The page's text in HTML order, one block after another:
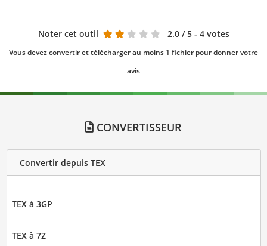
Noter cet outil 2.0 / 5 - 4 votes
Vous devez convertir et télécharger au moins 1 fichier pour donner votre
avis
CONVERTISSEUR
Convertir depuis TEX
TEX à 3GP
TEX à 7Z